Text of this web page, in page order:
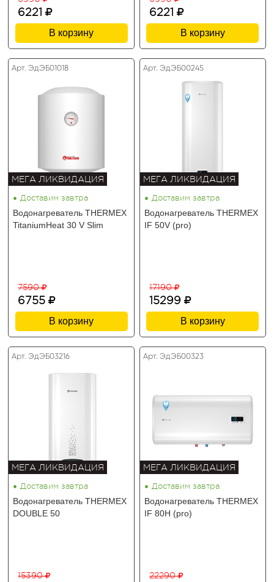
6221
В корзину
6221
В корзину
Арт. ЭдЭБ01018
МЕГА ЛИКВИДАЦИЯ
• Доставим завтра
Водонагреватель THERMEX
TitaniumHeat 30 V Slim
7590
6755
В корзину
Арт. ЭдЭБ00245
МЕГА ЛИКВИДАЦИЯ
• Доставим завтра
Водонагреватель THERMEX
IF 50V (pro)
17190
15299
В корзину
Арт. ЭдЭБ03216
МЕГА ЛИКВИДАЦИЯ
• Доставим завтра
Водонагреватель THERMEX
DOUBLE 50
15390
Арт. ЭдЭБ00323
МЕГА ЛИКВИДАЦИЯ
• Доставим завтра
Водонагреватель THERMEX
IF 80H (pro)
22290